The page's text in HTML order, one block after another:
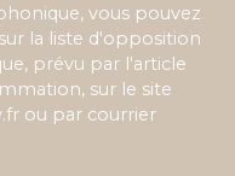
vous pouvez
la liste d'opposition
prévu par l'article
sur le site
ou par courrier